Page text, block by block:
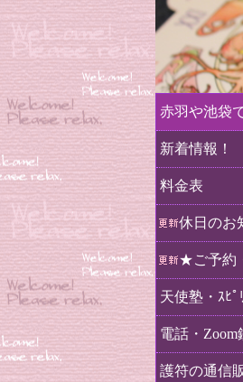
赤羽や池袋
新着情報！
料金表
休日のお
★ご予約
天使塾・ｽﾋﾟ
電話・Zoom
護符の通信